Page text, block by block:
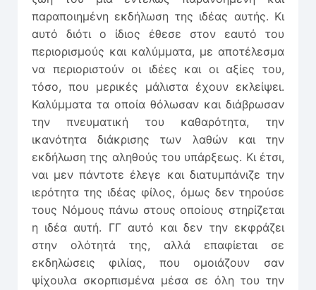
παραποιημένη εκδήλωση της ιδέας αυτής. Κι
αυτό διότι ο ίδιος έθεσε στον εαυτό του
περιορισμούς και καλύμματα, με αποτέλεσμα
να περιοριστούν οι ιδέες και οι αξίες του,
τόσο, που μερικές μάλιστα έχουν εκλείψει.
Καλύμματα τα οποία θόλωσαν και διάβρωσαν
την πνευματική του καθαρότητα, την
ικανότητα διάκρισης των λαθών και την
εκδήλωση της αληθούς του υπάρξεως. Κι έτσι,
ναι μεν πάντοτε έλεγε και διατυμπάνιζε την
ιερότητα της ιδέας φίλος, όμως δεν τηρούσε
τους Νόμους πάνω στους οποίους στηρίζεται
η ιδέα αυτή. ΓΓ αυτό και δεν την εκφράζει
στην ολότητά της, αλλά επαφίεται σε
εκδηλώσεις φιλίας, που ομοιάζουν σαν
ψίχουλα σκορπισμένα μέσα σε όλη του την